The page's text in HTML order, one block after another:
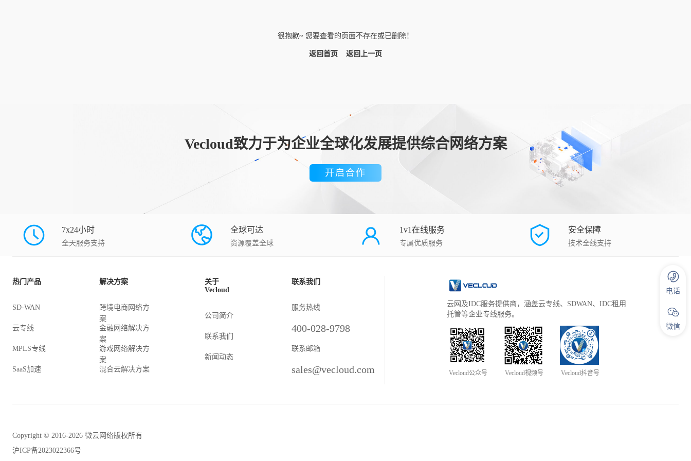
很抱歉~ 您要查看的页面不存在或已删除！
返回首页 返回上一页
Vecloud致力于为企业全球化发展提供综合网络方案
开启合作
7x24小时
全天服务支持
全球可达
资源覆盖全球
1v1在线服务
专属优质服务
安全保障
技术全线支持
热门产品
SD-WAN
云专线
MPLS专线
SaaS加速
解决方案
跨境电商网络方
案
金融网络解决方
案
游戏网络解决方
案
混合云解决方案
关于
Vecloud
公司简介
联系我们
新闻动态
联系我们
服务热线
400-028-9798
联系邮箱
sales@vecloud.com
云网及IDC服务提供商，涵盖云专线、SDWAN、IDC租用
托管等企业专线服务。
Vecloud公众号 Vecloud视频号 Vecloud抖音号
Copyright © 2016-2026 微云网络版权所有
沪ICP备2023022366号
电话
微信